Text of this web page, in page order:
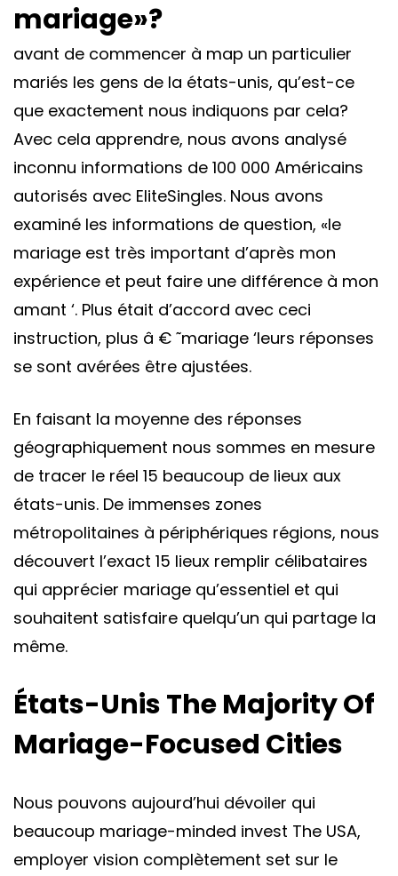
mariage»?
avant de commencer à map un particulier
mariés les gens de la états-unis, qu’est-ce
que exactement nous indiquons par cela?
Avec cela apprendre, nous avons analysé
inconnu informations de 100 000 Américains
autorisés avec EliteSingles. Nous avons
examiné les informations de question, «le
mariage est très important d’après mon
expérience et peut faire une différence à mon
amant ‘. Plus était d’accord avec ceci
instruction, plus â € ˜mariage ‘leurs réponses
se sont avérées être ajustées.
En faisant la moyenne des réponses
géographiquement nous sommes en mesure
de tracer le réel 15 beaucoup de lieux aux
états-unis. De immenses zones
métropolitaines à périphériques régions, nous
découvert l’exact 15 lieux remplir célibataires
qui apprécier mariage qu’essentiel et qui
souhaitent satisfaire quelqu’un qui partage la
même.
États-Unis The Majority Of
Mariage-Focused Cities
Nous pouvons aujourd’hui dévoiler qui
beaucoup mariage-minded invest The USA,
employer vision complètement set sur le